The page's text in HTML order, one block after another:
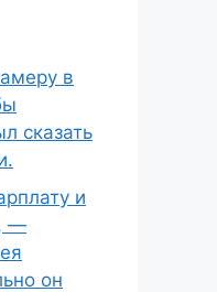
в
сказать
и
—
он